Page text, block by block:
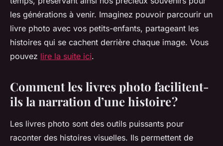
les générations à venir. Imaginez pouvoir parcourir un
livre photo avec vos petits-enfants, partageant les
histoires qui se cachent derrière chaque image. Vous
pouvez lire la suite ici.
Comment les livres photo facilitent-
ils la narration d’une histoire ?
Les livres photo sont des outils puissants pour
raconter des histoires visuelles. Ils permettent de